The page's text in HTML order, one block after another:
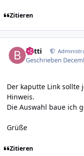
Zitieren
batti
Geschrieben
Der kaputte Link sollte
Hinweis.
Die Auswahl baue ich
Grüße
Zitieren